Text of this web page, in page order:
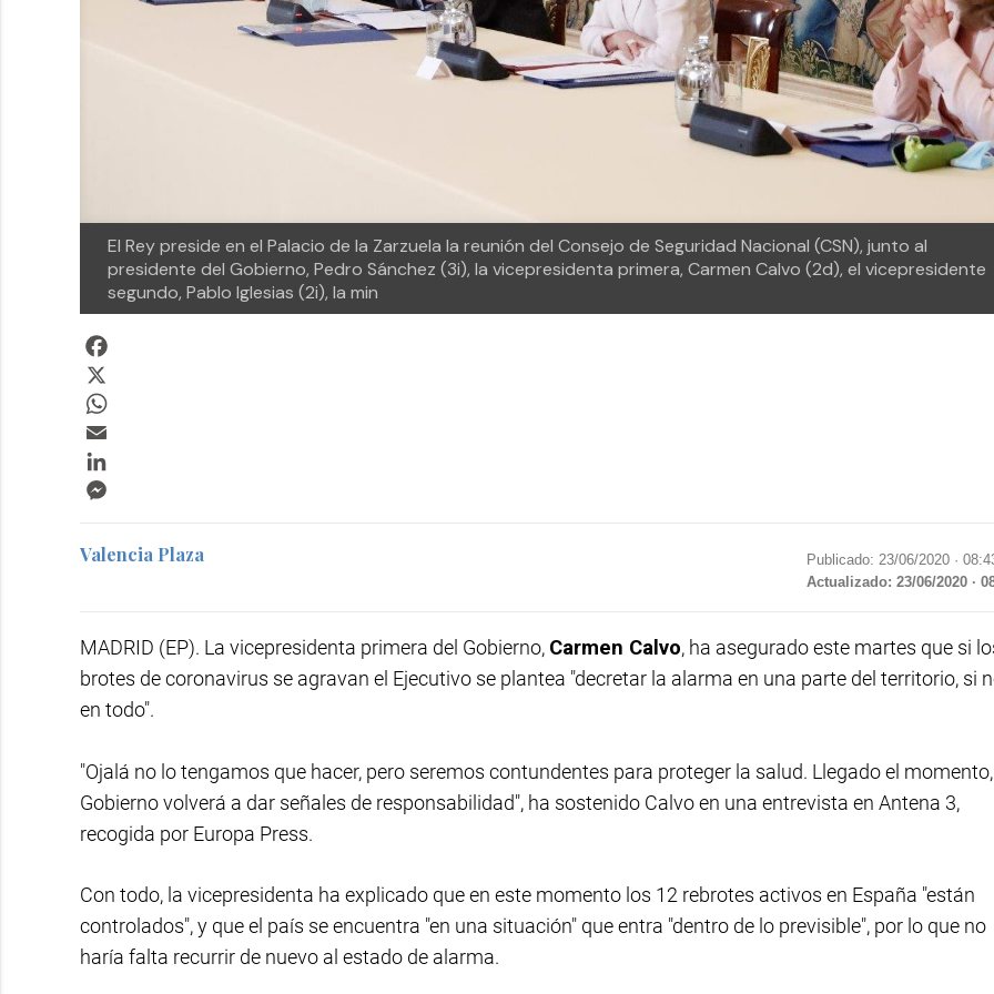
El Rey preside en el Palacio de la Zarzuela la reunión del Consejo de Seguridad Nacional (CSN), junto al
presidente del Gobierno, Pedro Sánchez (3i), la vicepresidenta primera, Carmen Calvo (2d), el vicepresidente
segundo, Pablo Iglesias (2i), la min
Valencia Plaza Publicado: 23/06/2020 ·
Actualizado: 23/06/2020 ·
MADRID (EP). La vicepresidenta primera del Gobierno, Carmen Calvo, ha asegurado este martes que si
brotes de coronavirus se agravan el Ejecutivo se plantea "decretar la alarma en una parte del territorio, si
en todo".
"Ojalá no lo tengamos que hacer, pero seremos contundentes para proteger la salud. Llegado el
Gobierno volverá a dar señales de responsabilidad", ha sostenido Calvo en una entrevista en Antena 3,
recogida por Europa Press.
Con todo, la vicepresidenta ha explicado que en este momento los 12 rebrotes activos en España "están
controlados", y que el país se encuentra "en una situación" que entra "dentro de lo previsible", por lo que no
haría falta recurrir de nuevo al estado de alarma.